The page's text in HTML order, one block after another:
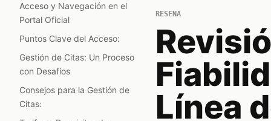
Acceso y Navegación en el
Portal Oficial
Puntos Clave del Acceso:
Gestión de Citas: Un Proceso
con Desafíos
Consejos para la Gestión de
Citas:
RESENA
Línea